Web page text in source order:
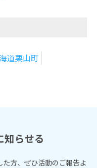
道栗山町
知らせる
た方、ぜひ活動のご報告よ